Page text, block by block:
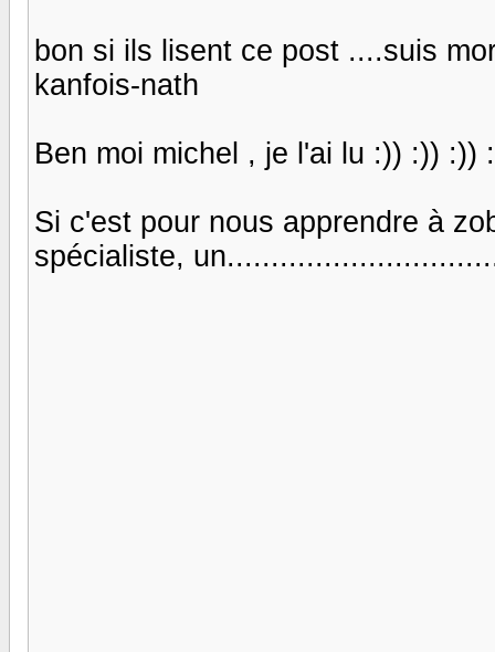
bon si ils lisent ce post ....suis
kanfois-nath
Ben moi michel , je l'ai lu :)) :)) :))
Si c'est pour nous apprendre à
spécialiste,